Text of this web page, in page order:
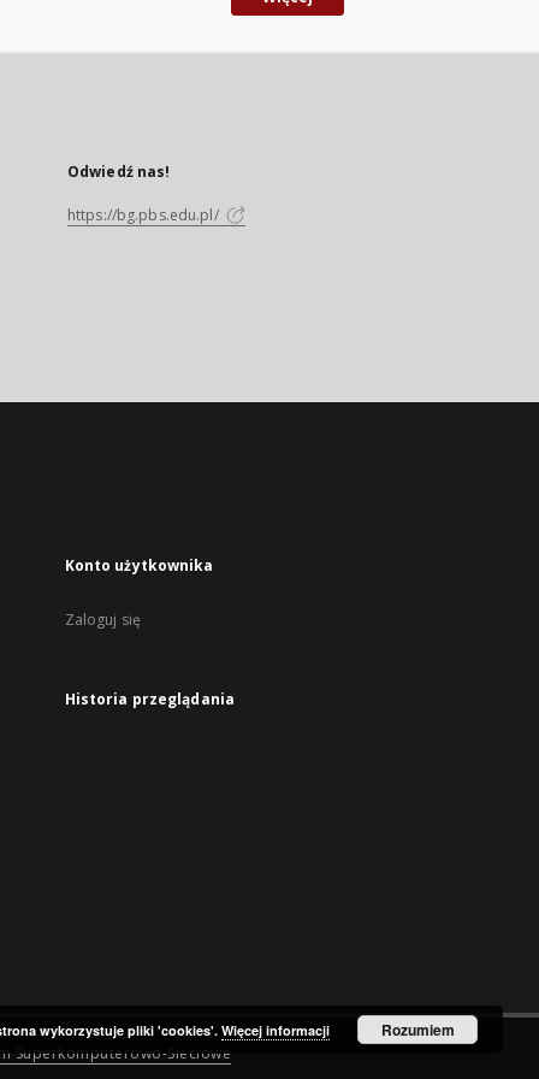
Odwiedź nas!
https://bg.pbs.edu.pl/
Konto użytkownika
Zaloguj się
Historia przeglądania
Superkomputerowo-Sieciowe
wykorzystuje pliki 'cookies'.Więcej informacji Rozumiem